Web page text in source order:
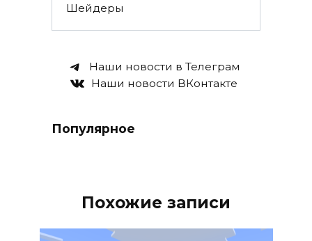
Шейдеры
Наши новости в Телеграм
Наши новости ВКонтакте
Популярное
Похожие записи